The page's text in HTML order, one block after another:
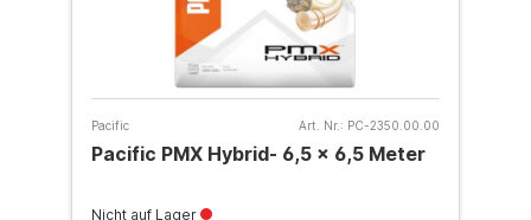
Pacific Art. Nr.: PC-2350.00.00
Pacific PMX Hybrid- 6,5 x 6,5 Meter
Nicht auf Lager